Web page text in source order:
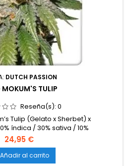
DUTCH PASSION
TULIP
Reseña(s): 0
Tulip (Gelato x Sherbet) x
índica / 30% sativa / 10%
20-24%Tiempo de floración /
10-11 semanas desde
en interior: 450-550
90-160 g/plantaAltura: 80-120
24,95 €
Añadir al carrito